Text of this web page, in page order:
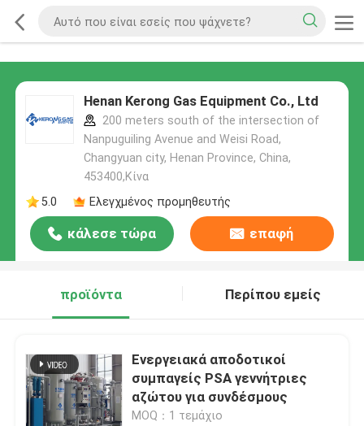
Henan Kerong Gas Equipment Co., Ltd
200 meters south of the intersection of
Nanpuguiling Avenue and Weisi Road,
Changyuan city, Henan Province, China,
453400,Κίνα
5.0
Ελεγχμένος προμηθευτής
κάλεσε τώρα επαφή
προϊόντα Περίπου εμείς
Ενεργειακά αποδοτικοί
συμπαγείς PSA γεννήτριες
αζώτου για συνδέσμους
MOQ：1 τεμάχιο